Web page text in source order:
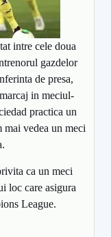
intre cele doua
gazdelor
de presa,
in meciul-
practica un
mai vedea un meci
ca un meci
loc care asigura
League.